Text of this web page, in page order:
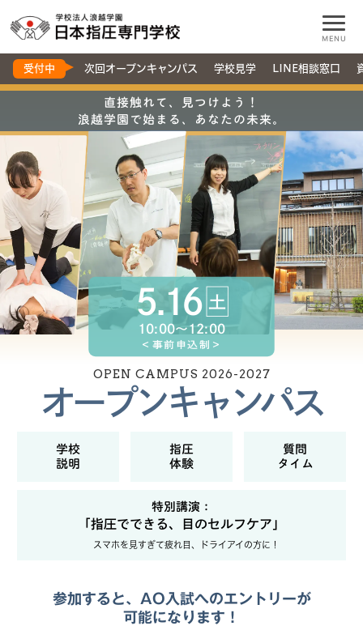
MENU
受付中 次回オープンキャンパス 学校見学 LINE相談窓口
直接触れて、見つけよう！
浪越学園で始まる、あなたの未来。
5.16 土
10:00〜12:00
＜事前申込制＞
OPEN CAMPUS 2026-2027
オープンキャンパス
学校
説明
指圧
体験
質問
タイム
特別講演：
「指圧でできる、目のセルフケア」
スマホを見すぎて疲れ目、ドライアイの方に！
参加すると、 AO入試へのエントリーが
可能になります！